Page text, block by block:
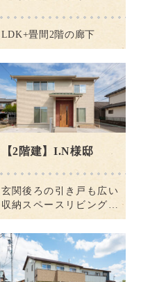
LDK+畳間2階の廊下
【2階建】I.N様邸
玄関後ろの引き戸も広い
収納スペースリビングの
壁も扉を開けたら収納ス
ペース畳間収納スペース
もしっかりありますお手
洗い場はかわいい壁紙浴
室乾燥バー トイレも木目